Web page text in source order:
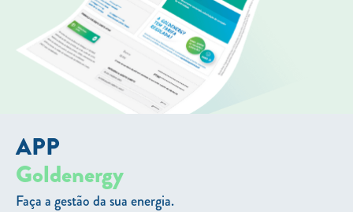
APP
Goldenergy
Faça a gestão da sua energia.